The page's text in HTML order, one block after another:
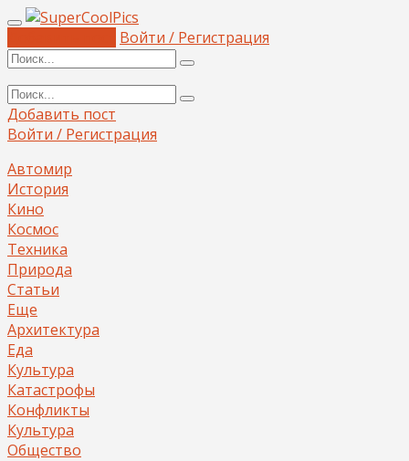
Войти / Регистрация
Добавить пост
Войти / Регистрация
Автомир
История
Кино
Космос
Техника
Природа
Статьи
Еще
Архитектура
Еда
Культура
Катастрофы
Конфликты
Культура
Общество